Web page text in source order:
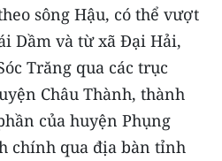
Bắc
sông Hậu, có thể vượt
Dầm và từ xã Đại Hải,
Trăng qua các trục
Châu Thành, thành
của huyện Phụng
chính qua địa bàn tỉnh